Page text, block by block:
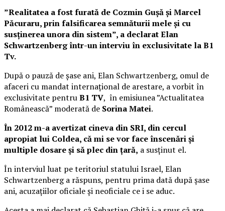
”Realitatea a fost furată de Cozmin Gușă și Marcel
Păcuraru, prin falsificarea semnăturii mele și cu
susținerea unora din sistem”, a declarat Elan
Schwartzenberg într-un interviu în exclusivitate la B1
Tv.
După o pauză de șase ani, Elan Schwartzenberg, omul de
afaceri cu mandat internațional de arestare, a vorbit în
exclusivitate pentruB1 TV, în emisiunea ”Actualitatea
Românească” moderată de Sorina Matei.
În 2012 m-a avertizat cineva din SRI, din cercul
apropiat lui Coldea, că mi se vor face înscenări și
multiple dosare și să plec din țară, a susținut el.
În interviul luat pe teritoriul statului Israel, Elan
Schwartzenberg a răspuns, pentru prima dată după șase
ani, acuzațiilor oficiale și neoficiale ce i se aduc.